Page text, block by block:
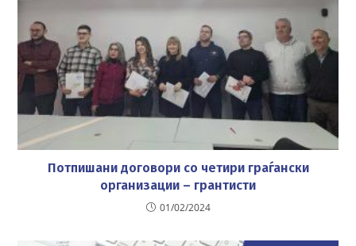
Потпишани договори со четири граѓански
организации – грантисти
01/02/2024